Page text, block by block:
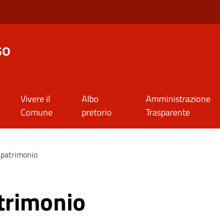
Vivere il
Comune
Albo
pretorio
Amministrazione
Trasparente